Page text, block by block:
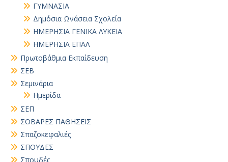
ΓΥΜΝΑΣΙΑ
Δημόσια Ωνάσεια Σχολεία
ΗΜΕΡΗΣΙΑ ΓΕΝΙΚΑ ΛΥΚΕΙΑ
ΗΜΕΡΗΣΙΑ ΕΠΑΛ
Πρωτοβάθμια Εκπαίδευση
ΣΕΒ
Σεμινάρια
Ημερίδα
ΣΕΠ
ΣΟΒΑΡΕΣ ΠΑΘΗΣΕΙΣ
Σπαζοκεφαλιές
ΣΠΟΥΔΕΣ
Σπουδές